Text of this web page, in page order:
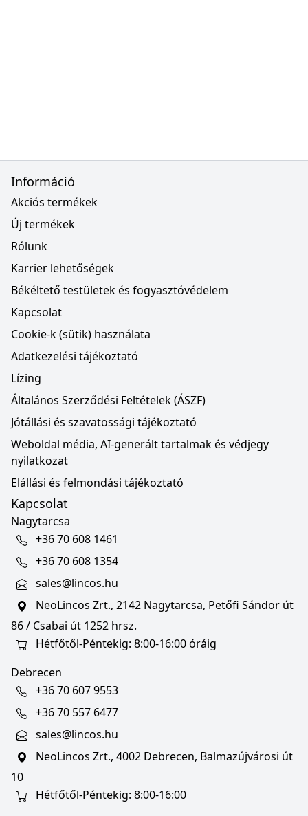
Információ
Akciós termékek
Új termékek
Rólunk
Karrier lehetőségek
Békéltető testületek és fogyasztóvédelem
Kapcsolat
Cookie-k (sütik) használata
Adatkezelési tájékoztató
Lízing
Általános Szerződési Feltételek (ÁSZF)
Jótállási és szavatossági tájékoztató
Weboldal média, AI-generált tartalmak és védjegy
nyilatkozat
Elállási és felmondási tájékoztató
Kapcsolat
Nagytarcsa
+36 70 608 1461
+36 70 608 1354
sales@lincos.hu
NeoLincos Zrt., 2142 Nagytarcsa, Petőfi Sándor út
86 / Csabai út 1252 hrsz.
Hétfőtől-Péntekig: 8:00-16:00 óráig
Debrecen
+36 70 607 9553
+36 70 557 6477
sales@lincos.hu
NeoLincos Zrt., 4002 Debrecen, Balmazújvárosi út
10
Hétfőtől-Péntekig: 8:00-16:00